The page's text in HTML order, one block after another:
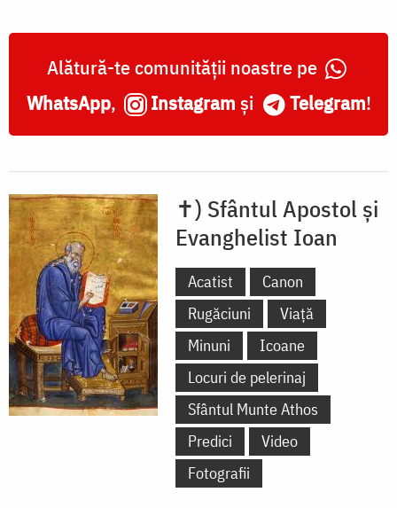
Alătură-te comunității noastre pe
WhatsApp, Instagram și Telegram!
✝) Sfântul Apostol și
Evanghelist Ioan
Acatist
Canon
Rugăciuni
Viață
Minuni
Icoane
Locuri de pelerinaj
Sfântul Munte Athos
Predici
Video
Fotografii